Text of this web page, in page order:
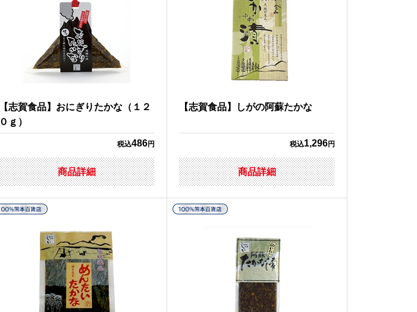
【志賀食品】おにぎりたかな（１２
０ｇ）
税込486円
商品詳細
【志賀食品】しがの阿蘇たかな
税込1,296円
商品詳細